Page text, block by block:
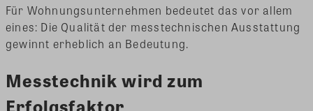
Für Wohnungsunternehmen bedeutet das vor allem
eines: Die Qualität der messtechnischen Ausstattung
gewinnt erheblich an Bedeutung.
Messtechnik wird zum
Erfolgsfaktor